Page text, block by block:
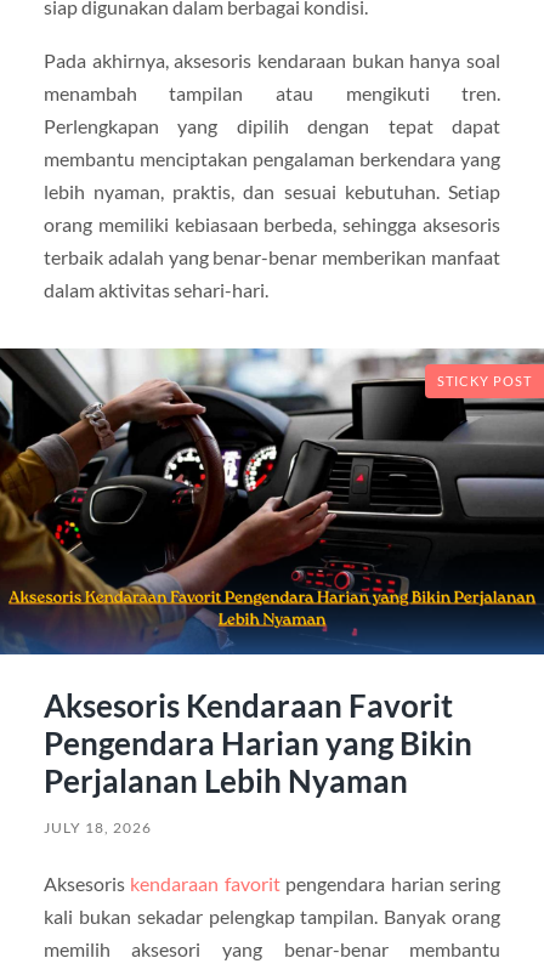
siap digunakan dalam berbagai kondisi.
Pada akhirnya, aksesoris kendaraan bukan hanya soal
menambah tampilan atau mengikuti tren.
Perlengkapan yang dipilih dengan tepat dapat
membantu menciptakan pengalaman berkendara yang
lebih nyaman, praktis, dan sesuai kebutuhan. Setiap
orang memiliki kebiasaan berbeda, sehingga aksesoris
terbaik adalah yang benar-benar memberikan manfaat
dalam aktivitas sehari-hari.
STICKY POST
Aksesoris Kendaraan Favorit
Pengendara Harian yang Bikin
Perjalanan Lebih Nyaman
JULY 18, 2026
Aksesoris kendaraan favoritpengendara harian sering
kali bukan sekadar pelengkap tampilan. Banyak orang
memilih aksesori yang benar-benar membantu